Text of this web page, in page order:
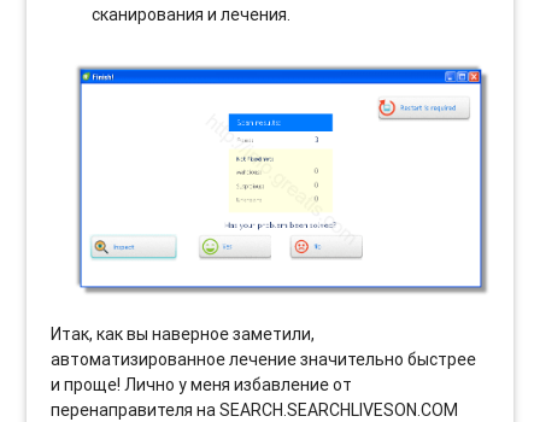
сканирования и лечения.
Итак, как вы наверное заметили,
автоматизированное лечение значительно быстрее
и проще! Лично у меня избавление от
перенаправителя на SEARCH.SEARCHLIVESON.COM